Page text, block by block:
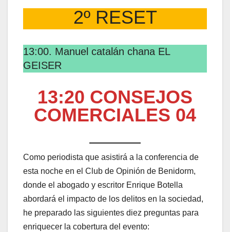
2º RESET
13:00. Manuel catalán chana EL
GEISER
13:20 CONSEJOS
COMERCIALES 04
Como periodista que asistirá a la conferencia de
esta noche en el Club de Opinión de Benidorm,
donde el abogado y escritor Enrique Botella
abordará el impacto de los delitos en la sociedad,
he preparado las siguientes diez preguntas para
enriquecer la cobertura del evento: